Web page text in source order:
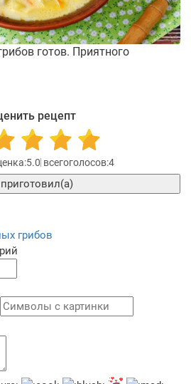
готов. Приятного
рецепт
5.0 4
Я приготовил(а)
грибов